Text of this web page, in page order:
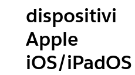
dispositivi
Apple
iOS/iPadOS